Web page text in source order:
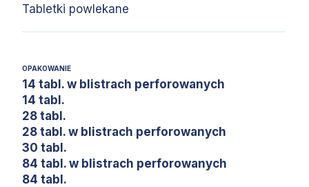
Tabletki powlekane
OPAKOWANIE
14 tabl. w blistrach perforowanych
14 tabl.
28 tabl.
28 tabl. w blistrach perforowanych
30 tabl.
84 tabl. w blistrach perforowanych
84 tabl.